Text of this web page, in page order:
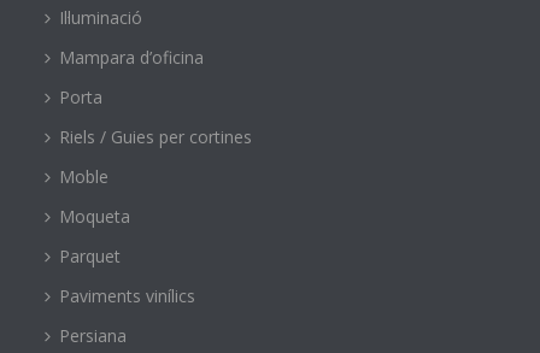
Il·luminació
Mampara d’oficina
Porta
Riels / Guies per cortines
Moble
Moqueta
Parquet
Paviments vinílics
Persiana